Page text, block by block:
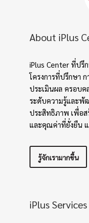
About iPlus
iPlus Center ที่ปรึ
โครงการที่ปรึกษา
ประเมินผล ครอบค
ระดับความรู้และพั
ประสิทธิภาพ เพื่อส
และคุณค่าที่ยั่งยืน
รู้จักเรามากขึ้น
iPlus Services